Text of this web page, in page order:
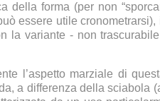
forma (per non
essere utile
la variante - non
l’aspetto marziale di
a differenza della sciabola